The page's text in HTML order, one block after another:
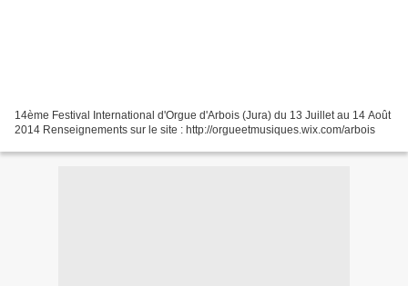
14ème Festival International d'Orgue d'Arbois (Jura) du 13 Juillet au 14 Août
2014 Renseignements sur le site : http://orgueetmusiques.wix.com/arbois